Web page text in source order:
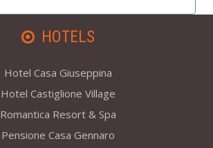
HOTELS
Hotel Casa Giuseppina
Hotel Castiglione Village
Romantica Resort & Spa
Pensione Casa Gennaro